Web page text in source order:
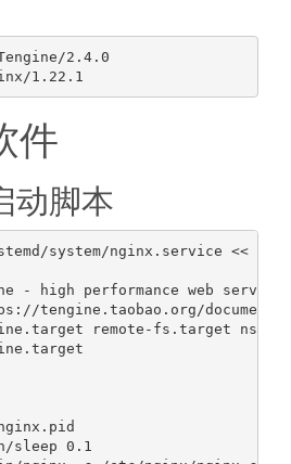
2.4.0
件
动脚本
system/nginx.service << EOF
- high performance web server
tengine.taobao.org/
remote-fs.target nss-
sleep 0.1